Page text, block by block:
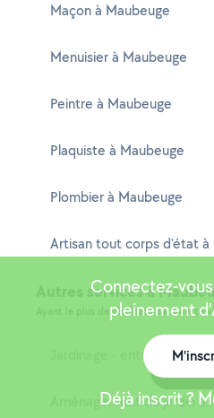
Maçon à Maubeuge
Menuisier à Maubeuge
Peintre à Maubeuge
Plaquiste à Maubeuge
Plombier à Maubeuge
Artisan tout corps d'état à
Autres services à
Ayant le plus de résultats dans cette
Jardinage - entretien
Aménagement du jardin à
Connectez-
pleinement
Déjà inscrit ?